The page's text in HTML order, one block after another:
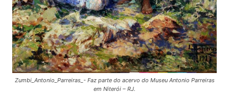
Zumbi_Antonio_Parreiras_- Faz parte do acervo do Museu Antonio Parreiras
em Niterói – RJ.